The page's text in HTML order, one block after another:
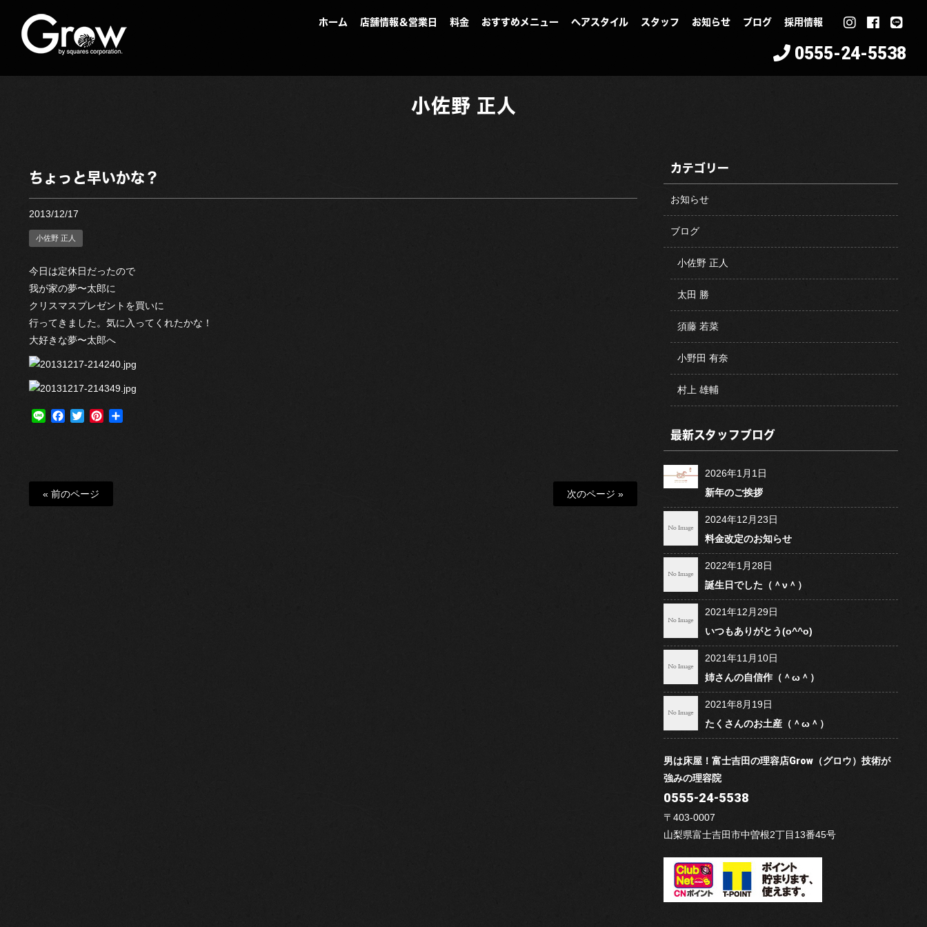
ホーム 店舗情報＆営業日 料金 おすすめメニュー ヘアスタイル スタッフ お知らせ ブログ 採用情報
0555-24-5538
小佐野 正人
ちょっと早いかな？
2013/12/17
小佐野 正人
今日は定休日だったので
我が家の夢〜太郎に
クリスマスプレゼントを買いに
行ってきました。気に入ってくれたかな！
大好きな夢〜太郎へ
Line Facebook
TwitterPinterest
« 前のページ 次のページ »
カテゴリー
お知らせ
ブログ
小佐野 正人
太田 勝
須藤 若菜
小野田 有奈
村上 雄輔
最新スタッフブログ
2026年1月1日
新年のご挨拶
2024年12月23日
料金改定のお知らせ
2022年1月28日
誕生日でした（＾ν＾）
2021年12月29日
いつもありがとう(o^^o)
2021年11月10日
姉さんの自信作（＾ω＾）
2021年8月19日
たくさんのお土産（＾ω＾）
男は床屋！富士吉田の理容店Grow（グロウ）技術が
強みの理容院
0555-24-5538
〒403-0007
山梨県富士吉田市中曽根2丁目13番45号